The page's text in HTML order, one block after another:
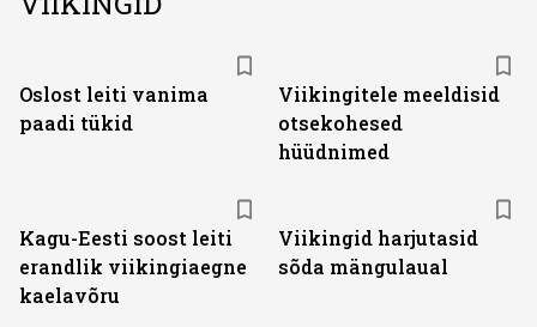
Oslost leiti vanima
paadi tükid
Viikingitele meeldisid
otsekohesed
hüüdnimed
Kagu-Eesti soost leiti
erandlik viikingiaegne
kaelavõru
Viikingid harjutasid
sõda mängulaual